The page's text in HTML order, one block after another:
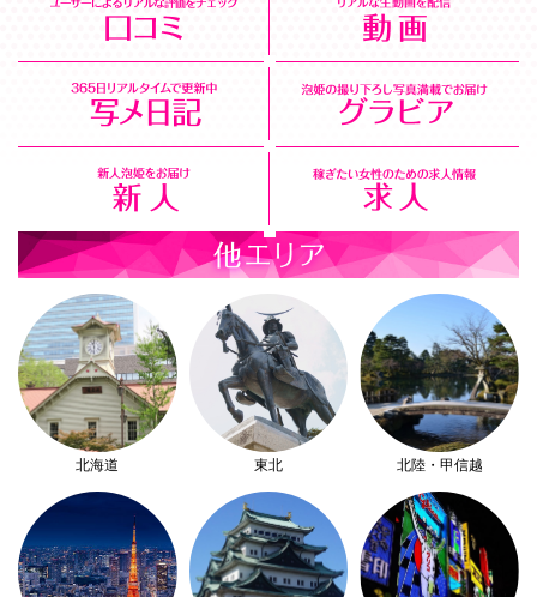
北海道 東北 北陸・甲信越